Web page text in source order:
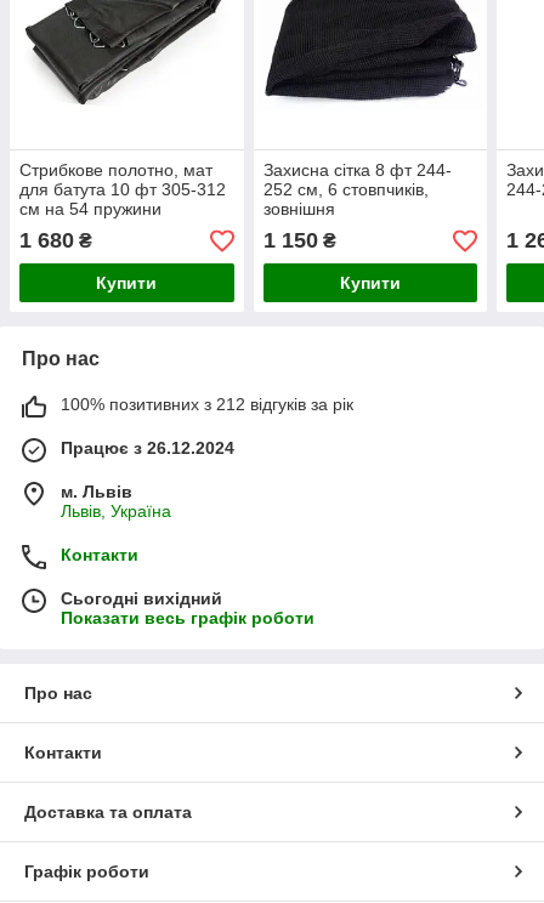
Стрибкове полотно, мат
для батута 10 фт 305-312
см на 54 пружини
1 680 ₴
Купити
Захисна сітка 8 фт 244-
252 см, 6 стовпчиків,
зовнішня
1 150₴
Купити
1
Про нас
100% позитивних з 212 відгуків за рік
Працює з 26.12.2024
м. Львів
Львів, Україна
Контакти
Сьогодні вихідний
Показати весь графік роботи
Про нас
Контакти
Доставка та оплата
Графік роботи